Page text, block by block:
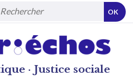
· Justice sociale
OK